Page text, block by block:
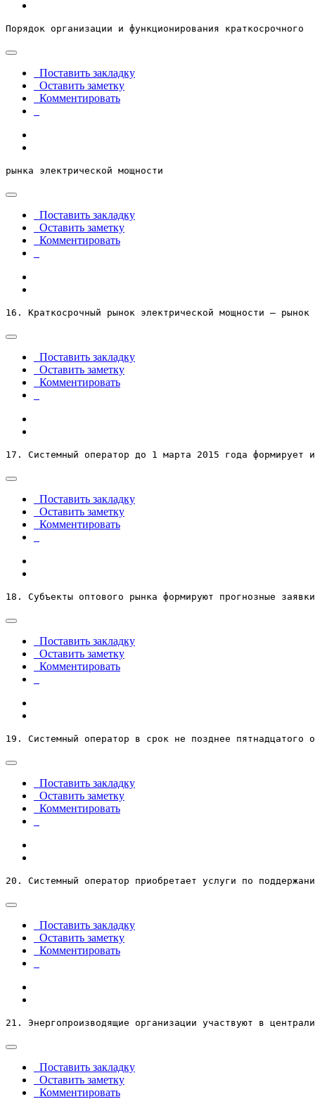
Порядок организации и функционирования краткосрочного
Поставить закладку
Оставить заметку
Комментировать
рынка электрической мощности
Поставить закладку
Оставить заметку
Комментировать
16. Краткосрочный рынок электрической мощности –
Поставить закладку
Оставить заметку
Комментировать
17. Системный оператор до 1 марта 2015 года формирует
Поставить закладку
Оставить заметку
Комментировать
18. Субъекты оптового рынка формируют прогнозные
Поставить закладку
Оставить заметку
Комментировать
19. Системный оператор в срок не позднее пятнадцатого
Поставить закладку
Оставить заметку
Комментировать
20. Системный оператор приобретает услуги по
Поставить закладку
Оставить заметку
Комментировать
21. Энергопроизводящие организации участвуют в
Поставить закладку
Оставить заметку
Комментировать